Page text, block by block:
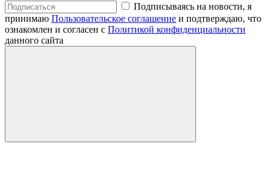
Подписываясь на новости, я
принимаю Пользовательское соглашение и подтверждаю, что
ознакомлен и согласен с Политикой конфиденциальности
данного сайта